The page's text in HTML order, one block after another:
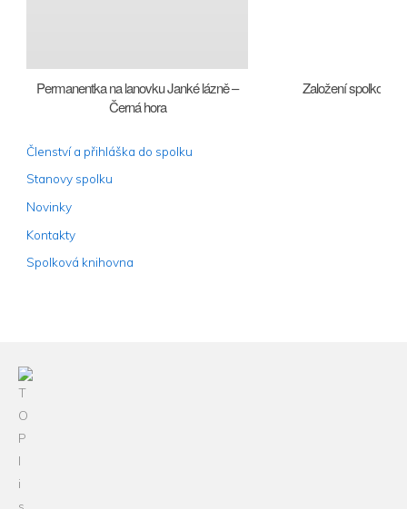
Permanentka na lanovku Janké lázně –
Černá hora
Založení spolkové
Členství a přihláška do spolku
Stanovy spolku
Novinky
Kontakty
Spolková knihovna